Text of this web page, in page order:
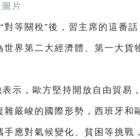
片
等關稅”後，習主席的這番話
界第二大經濟體、第一大貨
示，歐方堅持開放自由貿易
嚴峻的國際形勢，西班牙和
應對氣候變化、貧困等挑戰